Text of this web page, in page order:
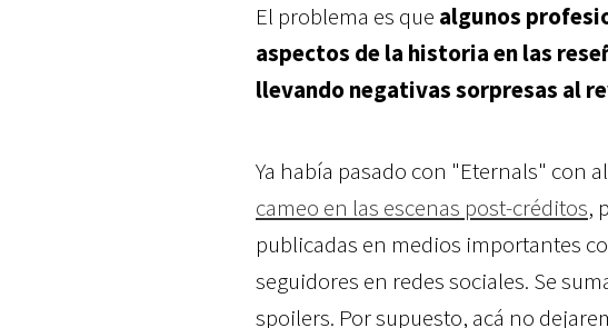
El problema es que algunos
aspectos de la historia en las
llevando negativas sorpresas al
Ya había pasado con "Eternals" con
cameo en las escenas post-créditos,
publicadas en medios importantes
seguidores en redes sociales. Se
spoilers. Por supuesto, acá no